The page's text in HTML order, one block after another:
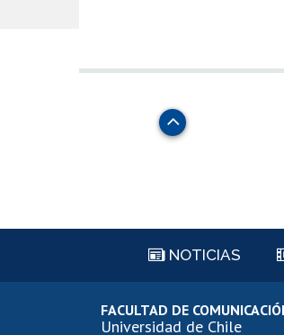
Subir
NOTICIAS
FACULTAD DE
Universidad de Chile